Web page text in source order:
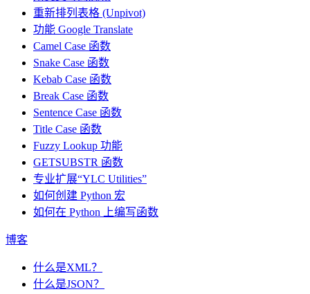
重新排列表格 (Unpivot)
功能 Google Translate
Camel Case 函数
Snake Case 函数
Kebab Case 函数
Break Case 函数
Sentence Case 函数
Title Case 函数
Fuzzy Lookup 功能
GETSUBSTR 函数
专业扩展“YLC Utilities”
如何创建 Python 宏
如何在 Python 上编写函数
博客
什么是XML？
什么是JSON？